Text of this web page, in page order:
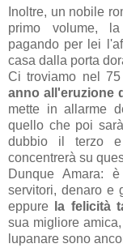
Inoltre, un nobile
primo volume,
pagando per lei
casa dalla porta
Ci troviamo nel
anno all'eruzione
mette in allarme
quello che poi
dubbio il terzo
concentrerà su
Dunque Amara:
servitori, denaro e
eppure
la felicità
sua migliore
lupanare sono